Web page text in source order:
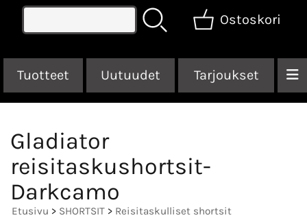
Ostoskori
Tuotteet Uutuudet Tarjoukset
Gladiator
reisitaskushortsit-
Darkcamo
Etusivu > SHORTSIT > Reisitaskulliset shortsit